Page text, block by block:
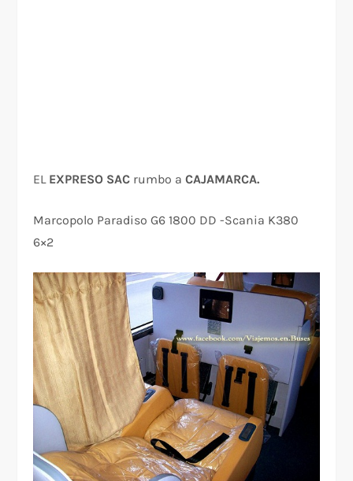
EL EXPRESO SAC rumbo aCAJAMARCA.
Marcopolo Paradiso G6 1800 DD -Scania K380
6×2